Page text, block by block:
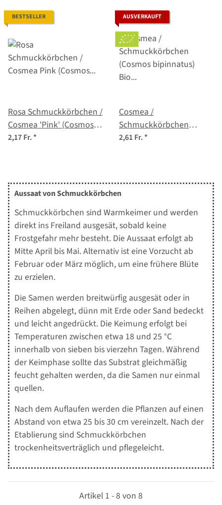
BESTSELLER
Rosa Schmuckkörbchen /
Cosmea 'Pink' (Cosmos
bipinnatus) Samen
2,17 Fr.*
AUSVERKAUFT
Cosmea /
Schmuckkörbchen
(Cosmos bipinnatus) Bio
2,61 Fr.*
Aussaat von Schmuckkörbchen
Schmuckkörbchen sind Warmkeimer und werden
direkt ins Freiland ausgesät, sobald keine
Frostgefahr mehr besteht. Die Aussaat erfolgt ab
Mitte April bis Mai. Alternativ ist eine Vorzucht ab
Februar oder März möglich, um eine frühere Blüte
zu erzielen.
Die Samen werden breitwürfig ausgesät oder in
Reihen abgelegt, dünn mit Erde oder Sand bedeckt
und leicht angedrückt. Die Keimung erfolgt bei
Temperaturen zwischen etwa 18 und 25 °C
innerhalb von sieben bis vierzehn Tagen. Während
der Keimphase sollte das Substrat gleichmäßig
feucht gehalten werden, da die Samen nur einmal
quellen.
Nach dem Auflaufen werden die Pflanzen auf einen
Abstand von etwa 25 bis 30 cm vereinzelt. Nach der
Etablierung sind Schmuckkörbchen
trockenheitsverträglich und pflegeleicht.
Artikel 1 - 8 von 8